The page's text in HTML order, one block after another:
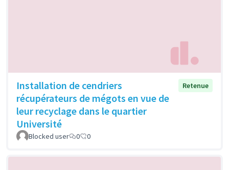
Installation de cendriers
récupérateurs de mégots en vue de
leur recyclage dans le quartier
Université
Retenue
Blocked user 0 0